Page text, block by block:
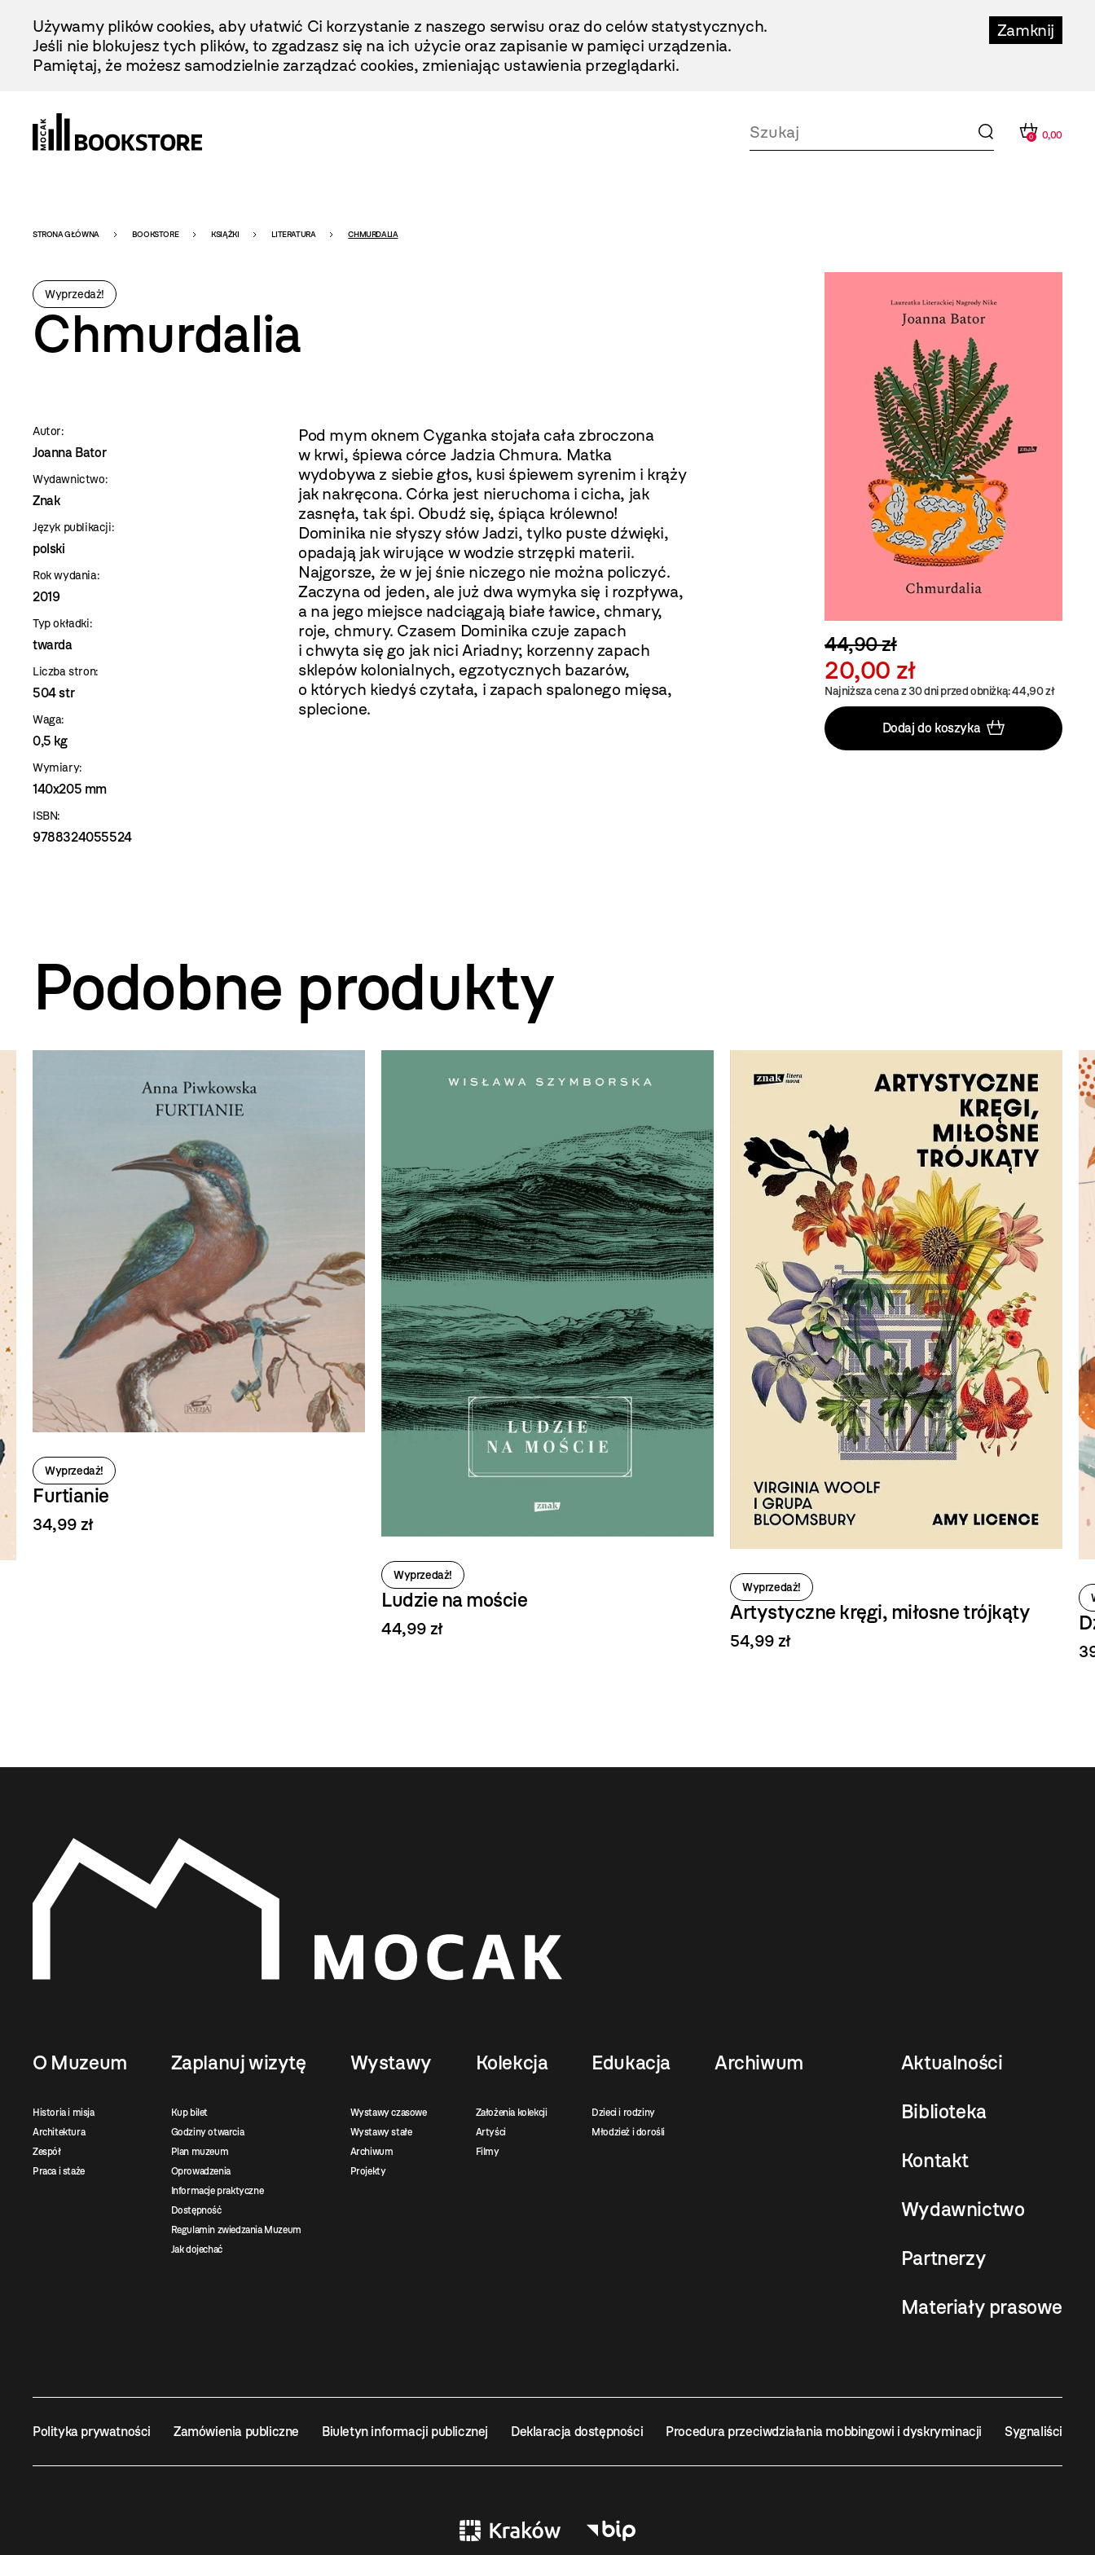
Treści
Zamknij
Używamy plików cookies, aby ułatwić Ci korzystanie z naszego serwisu oraz do celów statystycznych.
Jeśli nie blokujesz tych plików, to zgadzasz się na ich użycie oraz zapisanie w pamięci urządzenia.
Pamiętaj, że możesz samodzielnie zarządzać cookies, zmieniając ustawienia przeglądarki.
0 0,00
Bookstore
-
szablon
szczegóły
STRONA GŁÓWNA BOOKSTORE KSIĄŻKI LITERATURA CHMURDALIA
Wyprzedaż!
Chmurdalia
Autor:
Joanna Bator
Wydawnictwo:
Znak
Język publikacji:
polski
Rok wydania:
2019
Typ okładki:
twarda
Liczba stron:
504 str
Waga:
0,5 kg
Wymiary:
140x205 mm
ISBN:
9788324055524
Pod mym oknem Cyganka stojała cała zbroczona
w krwi, śpiewa córce Jadzia Chmura. Matka
wydobywa z siebie głos, kusi śpiewem syrenim i krąży
jak nakręcona. Córka jest nieruchoma i cicha, jak
zasnęła, tak śpi. Obudź się, śpiąca królewno!
Dominika nie słyszy słów Jadzi, tylko puste dźwięki,
opadają jak wirujące w wodzie strzępki materii.
Najgorsze, że w jej śnie niczego nie można policzyć.
Zaczyna od jeden, ale już dwa wymyka się i rozpływa,
a na jego miejsce nadciągają białe ławice, chmary,
roje, chmury. Czasem Dominika czuje zapach
i chwyta się go jak nici Ariadny; korzenny zapach
sklepów kolonialnych, egzotycznych bazarów,
o których kiedyś czytała, i zapach spalonego mięsa,
splecione.
44,90 zł
20,00 zł
Najniższa cena z 30 dni przed obniżką: 44,90 zł
Dodaj do koszyka
Podobne produkty
Wyprzedaż!
Furtianie
34,99 zł
Wyprzedaż!
Ludzie na moście
44,99 zł
Wyprzedaż!
Artystyczne kręgi, miłosne trójkąty
54,99 zł
O Muzeum
Historia i misja
Architektura
Zespół
Praca i staże
Zaplanuj wizytę
Kup bilet
Godziny otwarcia
Plan muzeum
Oprowadzenia
Informacje praktyczne
Dostępność
Regulamin zwiedzania Muzeum
Jak dojechać
Wystawy
Wystawy czasowe
Wystawy stałe
Archiwum
Projekty
Kolekcja
Założenia kolekcji
Artyści
Filmy
Edukacja
Dzieci i rodziny
Młodzież i dorośli
Archiwum Aktualności
Biblioteka
Kontakt
Wydawnictwo
Partnerzy
Materiały prasowe
Polityka prywatności Zamówienia publiczne Biuletyn informacji publicznej Deklaracja dostępności Procedura przeciwdziałania mobbingowi i dyskryminacji Sygnaliści